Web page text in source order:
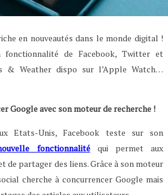
en nouveautés dans le monde digital !
de Facebook, Twitter et
& Weather dispo sur l’Apple Watch…
Google avec son moteur de recherche !
Etats-Unis, Facebook teste sur son
fonctionnalitéqui permet aux
de partager des liens. Grâce à son moteur
cherche à concurrencer Google mais